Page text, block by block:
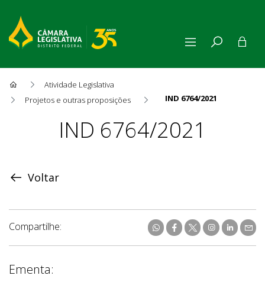
Atividade Legislativa
Projetos e outras proposições
IND 6764/2021
ProposiçãoIND 6764/2021
Voltar
Compartilhe:
Ementa: